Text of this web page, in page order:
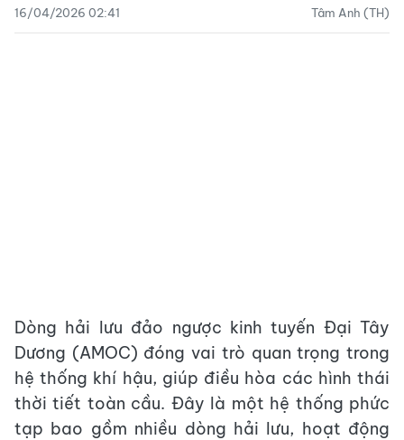
16/04/2026 02:41 Tâm Anh (TH)
Dòng hải lưu đảo ngược kinh tuyến Đại Tây
Dương (AMOC) đóng vai trò quan trọng trong
hệ thống khí hậu, giúp điều hòa các hình thái
thời tiết toàn cầu. Đây là một hệ thống phức
tạp bao gồm nhiều dòng hải lưu, hoạt động